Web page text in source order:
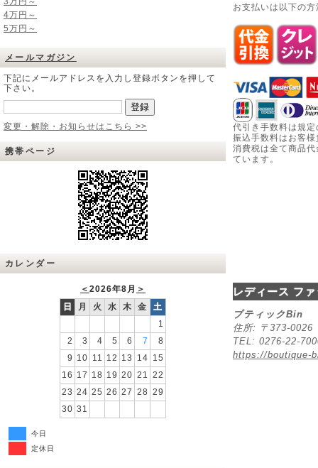
4万円～
5万円～
メールマガジン
下記にメールアドレスを入力し登録ボタンを押して
下さい。
変更・解除・お知らせはこちら >>
携帯ページ
カレンダー
＜ 2026年8月 ＞
日
月 火 水 木 金
土
1
2
3 4 5 6 7
8
9 10 11 12 13 14 15
16 17 18 19 20 21 22
23 24 25 26 27 28 29
30 31
今日
定休日
お支払いは以下の
代引き手数料は規
振込手数料はお客
消費税は全て商品
ています。
レディース フ
ブティックBin
住所: 〒373-
TEL: 0276-22-
https://boutique-